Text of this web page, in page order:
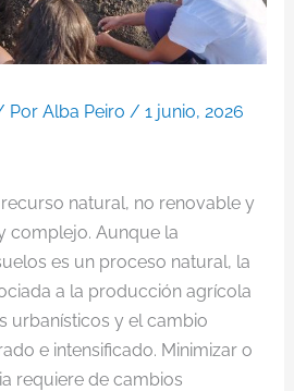
Por Alba Peiro / 1 junio, 2026
natural, no renovable y
complejo. Aunque la
es un proceso natural, la
a la producción agrícola
urbanísticos y el cambio
e intensificado. Minimizar o
requiere de cambios